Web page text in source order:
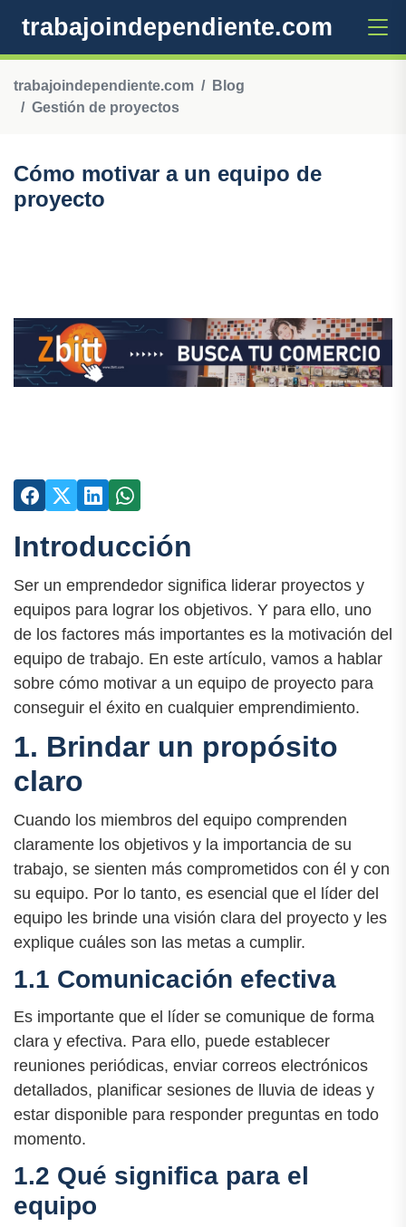
trabajoindependiente.com
trabajoindependiente.com
Blog
Gestión de proyectos
Cómo motivar a un equipo de
proyecto
Introducción
Ser un emprendedor significa liderar proyectos y
equipos para lograr los objetivos. Y para ello, uno
de los factores más importantes es la motivación del
equipo de trabajo. En este artículo, vamos a hablar
sobre cómo motivar a un equipo de proyecto para
conseguir el éxito en cualquier emprendimiento.
1. Brindar un propósito
claro
Cuando los miembros del equipo comprenden
claramente los objetivos y la importancia de su
trabajo, se sienten más comprometidos con él y con
su equipo. Por lo tanto, es esencial que el líder del
equipo les brinde una visión clara del proyecto y les
explique cuáles son las metas a cumplir.
1.1 Comunicación efectiva
Es importante que el líder se comunique de forma
clara y efectiva. Para ello, puede establecer
reuniones periódicas, enviar correos electrónicos
detallados, planificar sesiones de lluvia de ideas y
estar disponible para responder preguntas en todo
momento.
1.2 Qué significa para el
equipo